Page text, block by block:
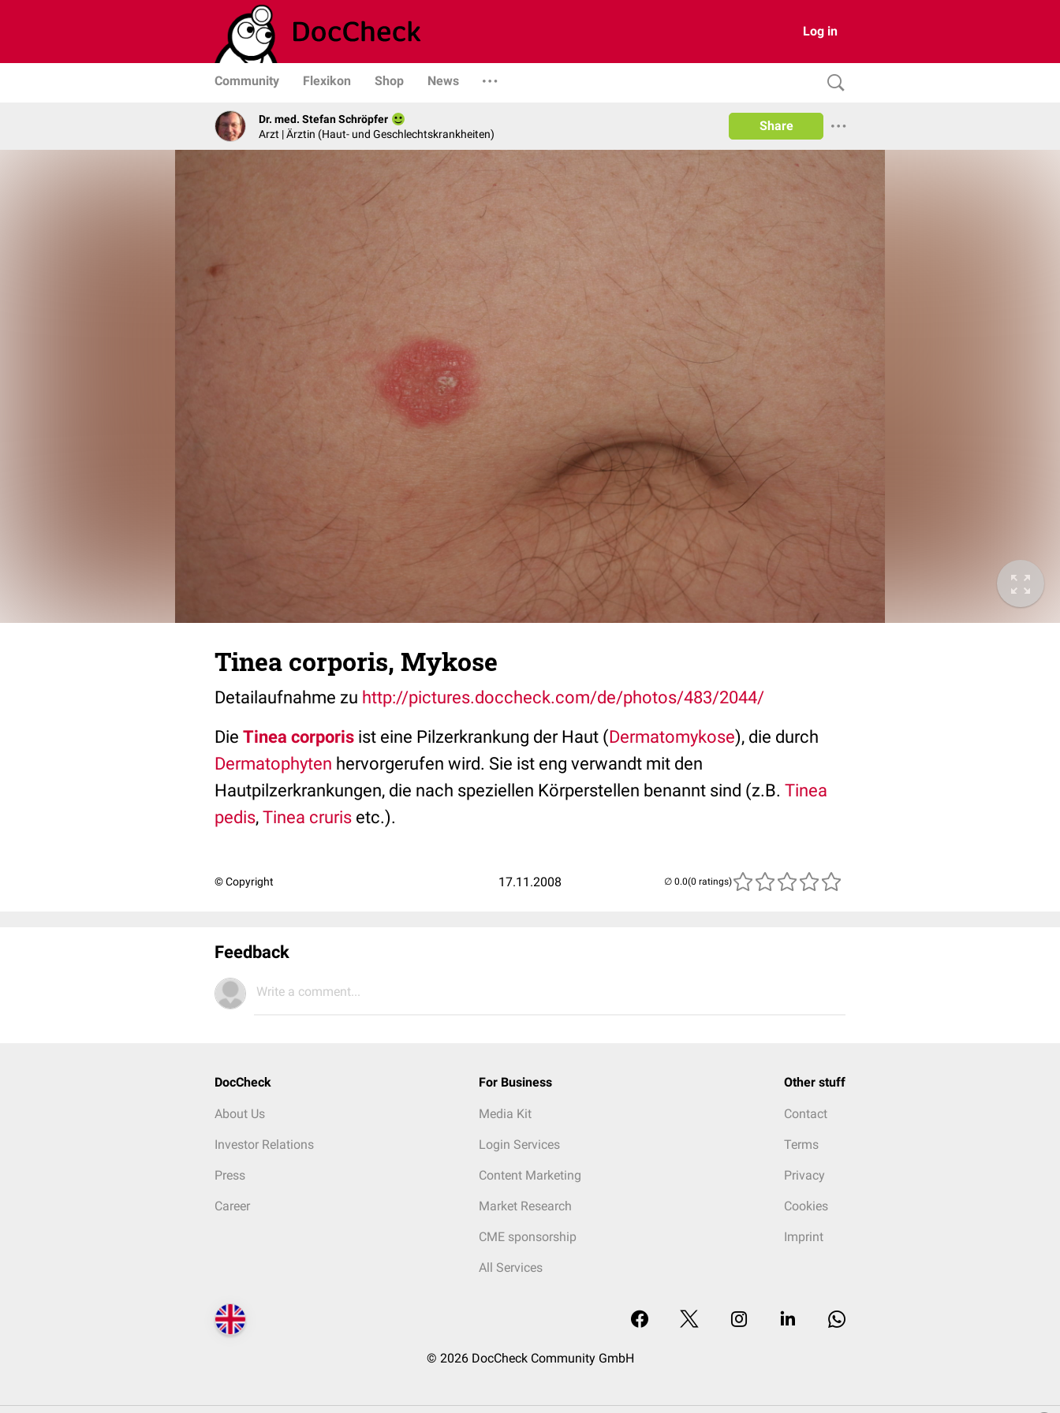
Log in
Community Flexikon Shop News
Dr. med. Stefan Schröpfer
Arzt | Ärztin (Haut- und Geschlechtskrankheiten)
Share
Tinea corporis, Mykose
Detailaufnahme zu http://pictures.doccheck.com/de/photos/483/2044/
Die Tinea corporis ist eine Pilzerkrankung der Haut (Dermatomykose), die durch
Dermatophyten hervorgerufen wird. Sie ist eng verwandt mit den
Hautpilzerkrankungen, die nach speziellen Körperstellen benannt sind (z.B. Tinea
pedis, Tinea cruris etc.).
© Copyright 17.11.2008 (0 ratings)
Feedback
Write a comment...
DocCheck
About Us
Investor Relations
Press
Career
For Business
Media Kit
Login Services
Content Marketing
Market Research
CME sponsorship
All Services
Other stuff
Contact
Terms
Privacy
Cookies
Imprint
© 2026 DocCheck Community GmbH